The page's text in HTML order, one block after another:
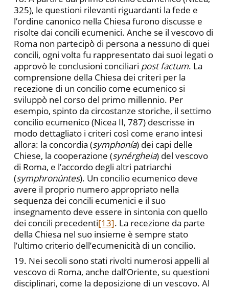
325), le questioni rilevanti riguardanti la fede e
l’ordine canonico nella Chiesa furono discusse e
risolte dai concili ecumenici. Anche se il vescovo di
Roma non partecipò di persona a nessuno di quei
concili, ogni volta fu rappresentato dai suoi legati o
approvò le conclusioni conciliari post factum. La
comprensione della Chiesa dei criteri per la
recezione di un concilio come ecumenico si
sviluppò nel corso del primo millennio. Per
esempio, spinto da circostanze storiche, il settimo
concilio ecumenico (Nicea II, 787) descrisse in
modo dettagliato i criteri così come erano intesi
allora: la concordia (symphonía) dei capi delle
Chiese, la cooperazione (synérgheia) del vescovo
di Roma, e l’accordo degli altri patriarchi
(symphronúntes). Un concilio ecumenico deve
avere il proprio numero appropriato nella
sequenza dei concili ecumenici e il suo
insegnamento deve essere in sintonia con quello
dei concili precedenti[13]. La recezione da parte
della Chiesa nel suo insieme è sempre stato
l’ultimo criterio dell’ecumenicità di un concilio.
19. Nei secoli sono stati rivolti numerosi appelli al
vescovo di Roma, anche dall’Oriente, su questioni
disciplinari, come la deposizione di un vescovo. Al